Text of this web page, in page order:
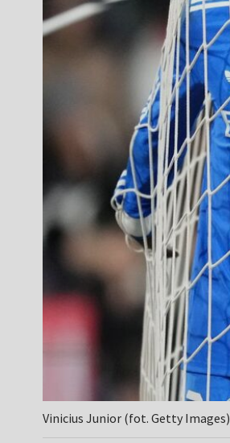
Vinicius Junior (fot. Getty Images)